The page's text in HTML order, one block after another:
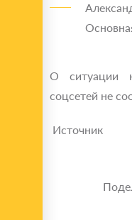
О ситуации
соцсетей не
Источник